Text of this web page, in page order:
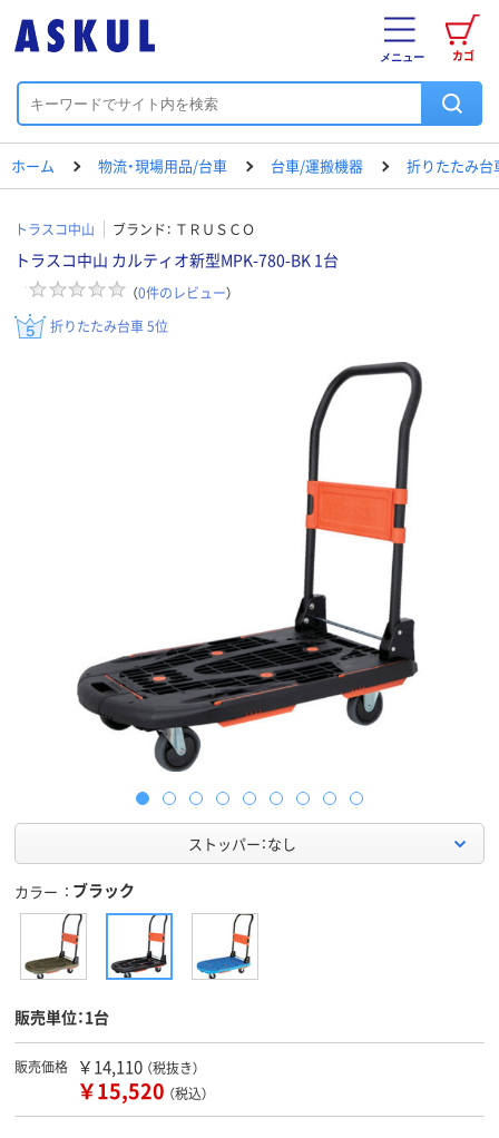
カゴ
メニュー
ホーム 物流・現場用品/台車 台車/運搬機器 折りたたみ台
トラスコ中山 ブランド： ＴＲＵＳＣＯ
トラスコ中山 カルティオ新型MPK-780-BK 1台
（0件のレビュー）
折りたたみ台車 5位
ストッパー：なし
カラー ブラック
販売単位：1台
販売価格 ￥14,110 （税抜き）
￥15,520 （税込）